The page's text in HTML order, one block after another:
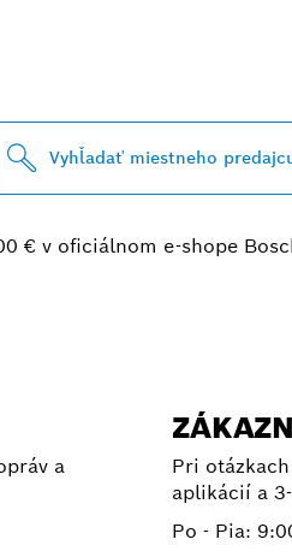
Vyhľadať miestneho
€ v oficiálnom e-shope
a
Pri
aplikácií a
Po - Pia: